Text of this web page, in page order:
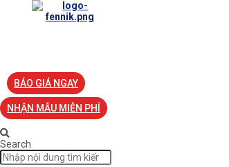
BÁO GIÁ NGAY
NHẬN MẪU MIỄN PHÍ
Search